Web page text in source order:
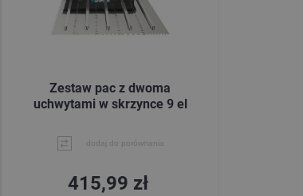
Zestaw pac z dwoma
uchwytami w skrzynce 9 el
dodaj do porównania
415,99 zł